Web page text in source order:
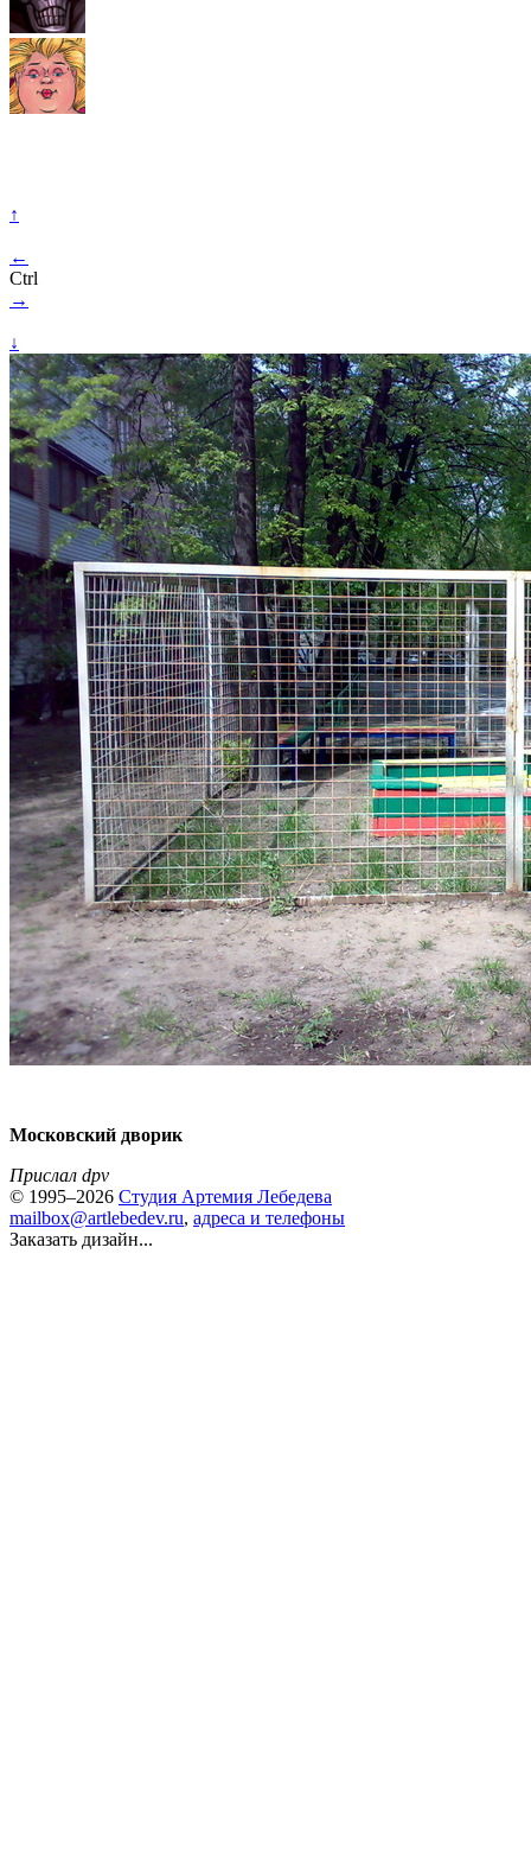
↑
←
Ctrl
→
↓
Московский дворик
Прислал dpv
© 1995–2026 Студия Артемия Лебедева
mailbox@artlebedev.ru, адреса и телефоны
Заказать дизайн...